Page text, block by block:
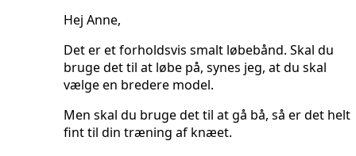
Hej Anne,
Det er et forholdsvis smalt løbebånd. Skal du
bruge det til at løbe på, synes jeg, at du skal
vælge en bredere model.
Men skal du bruge det til at gå bå, så er det helt
fint til din træning af knæet.